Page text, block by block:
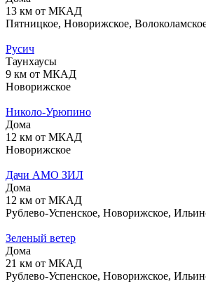
13 км от МКАД
Пятницкое, Новорижское,
Русич
Таунхаусы
9 км от МКАД
Новорижское
Николо-Урюпино
Дома
12 км от МКАД
Новорижское
Дачи АМО ЗИЛ
Дома
12 км от МКАД
Рублево-Успенское, Новорижское,
Зеленый ветер
Дома
21 км от МКАД
Рублево-Успенское, Новорижское,